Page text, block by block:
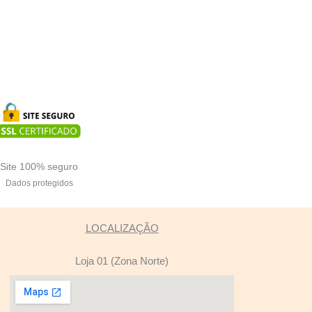
Site 100% seguro
Dados protegidos
LOCALIZAÇÃO
Loja 01 (Zona Norte)